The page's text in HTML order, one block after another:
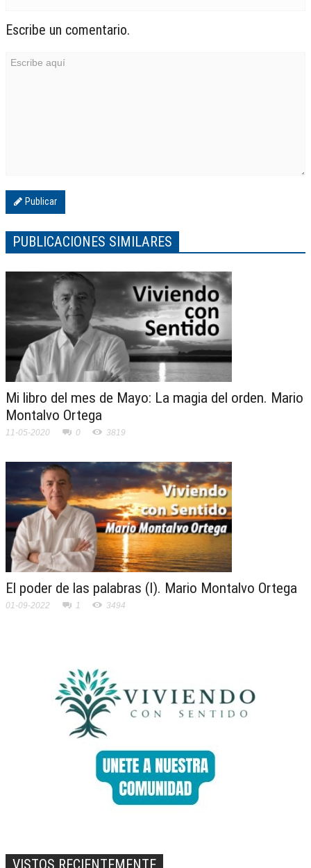
Escribe un comentario.
Publicar
PUBLICACIONES SIMILARES
Mi libro del mes de Mayo: La magia del orden. Mario
Montalvo Ortega
11-05-2020 0 3819
El poder de las palabras (I). Mario Montalvo Ortega
01-09-2022 1 3494
VISTOS RECIENTEMENTE